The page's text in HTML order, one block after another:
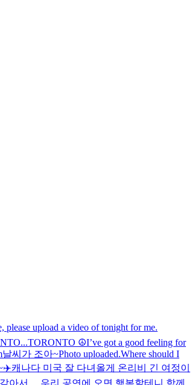
please upload a video of tonight for me.
TORONTO ☮️I’ve got a good feeling for
날씨가 조아~Photo uploaded.Where should I
캐나다 미국 잘 다녀올게 온리비 긴 여정이
아서… 우리 공연에 오면 행복할테니 함께